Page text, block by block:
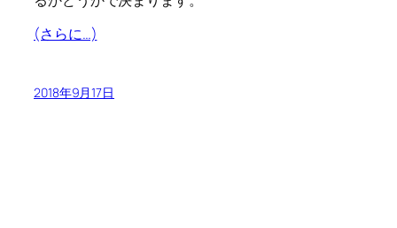
(さらに…)
2018年9月17日